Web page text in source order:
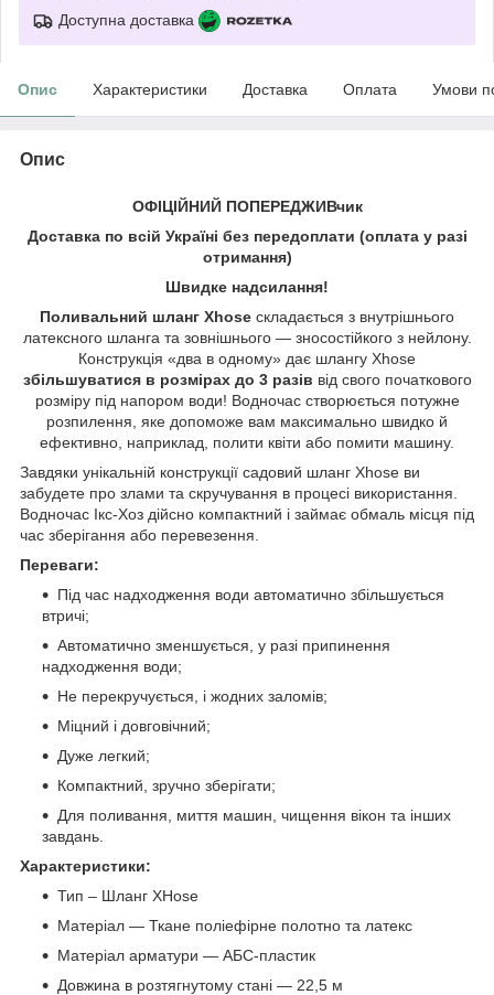
Доступна доставка
Опис Характеристики Доставка Оплата Умови
Опис
ОФІЦІЙНИЙ ПОПЕРЕДЖИВчик
Доставка по всій Україні без передоплати (оплата у разі
отримання)
Швидке надсилання!
Поливальний шланг Xhose складається з внутрішнього
латексного шланга та зовнішнього — зносостійкого з нейлону.
Конструкція «два в одному» дає шлангу Xhose
збільшуватися в розмірах до 3 разів від свого початкового
розміру під напором води! Водночас створюється потужне
розпилення, яке допоможе вам максимально швидко й
ефективно, наприклад, полити квіти або помити машину.
Завдяки унікальній конструкції садовий шланг Xhose ви
забудете про злами та скручування в процесі використання.
Водночас Ікс-Хоз дійсно компактний і займає обмаль місця під
час зберігання або перевезення.
Переваги:
Під час надходження води автоматично збільшується
втричі;
Автоматично зменшується, у разі припинення
надходження води;
Не перекручується, і жодних заломів;
Міцний і довговічний;
Дуже легкий;
Компактний, зручно зберігати;
Для поливання, миття машин, чищення вікон та інших
завдань.
Характеристики:
Тип – Шланг XHose
Матеріал — Ткане поліефірне полотно та латекс
Матеріал арматури — АБС-пластик
Довжина в розтягнутому стані — 22,5 м